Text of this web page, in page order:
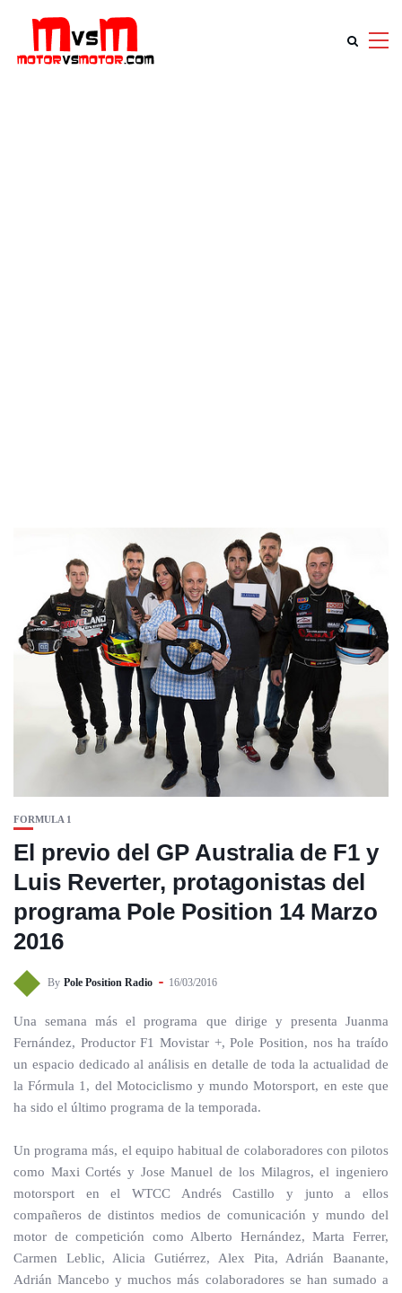
FORMULA 1
El previo del GP Australia de F1 y
Luis Reverter, protagonistas del
programa Pole Position 14 Marzo
2016
By Pole Position Radio 16/03/2016
Una semana más el programa que dirige y presenta Juanma
Fernández, Productor F1 Movistar +, Pole Position, nos ha traído
un espacio dedicado al análisis en detalle de toda la actualidad de
la Fórmula 1, del Motociclismo y mundo Motorsport, en este que
ha sido el último programa de la temporada.
Un programa más, el equipo habitual de colaboradores con pilotos
como Maxi Cortés y Jose Manuel de los Milagros, el ingeniero
motorsport en el WTCC Andrés Castillo y junto a ellos
compañeros de distintos medios de comunicación y mundo del
motor de competición como Alberto Hernández, Marta Ferrer,
Carmen Leblic, Alicia Gutiérrez, Alex Pita, Adrián Baanante,
Adrián Mancebo y muchos más colaboradores se han sumado a